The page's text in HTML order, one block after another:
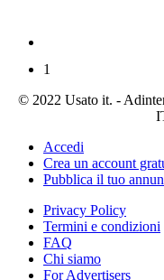
1
© 2022 Usato it. -
Accedi
Crea un account
Pubblica il tuo
Privacy Policy
Termini e condizioni
FAQ
Chi siamo
For Advertisers